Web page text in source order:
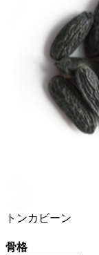
トンカビーン
骨格